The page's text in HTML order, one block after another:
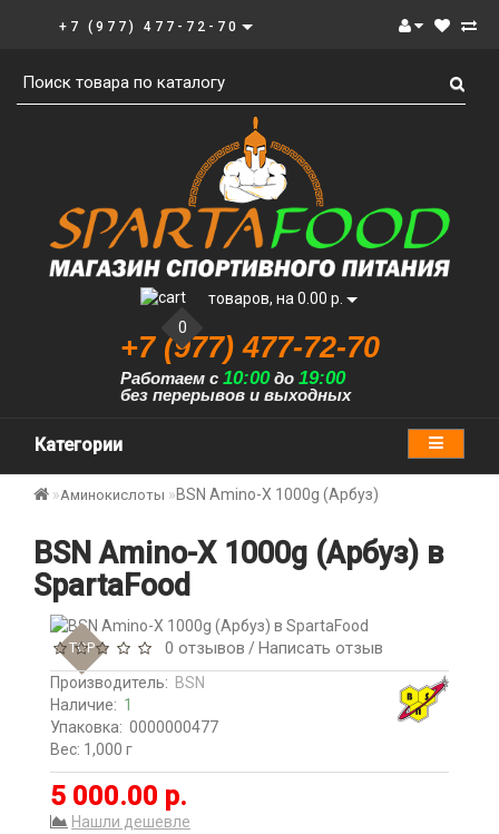
+7 (977) 477-72-70
0
товаров, на 0.00 р.
+7 (977) 477-72-70
Работаем с 10:00до 19:00
без перерывов и выходных
Категории
Аминокислоты BSN Amino-X 1000g (Арбуз)
BSN Amino-X 1000g (Арбуз) в
SpartaFood
TOP 0 отзывов /Написать отзыв
Производитель: BSN
Наличие: 1
Упаковка: 0000000477
Вес: 1,000 г
5 000.00 р.
Нашли дешевле